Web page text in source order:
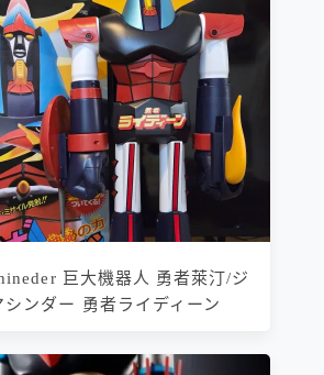
巨大機器人 勇者萊汀/ジ
シンダー 勇者ライディーン